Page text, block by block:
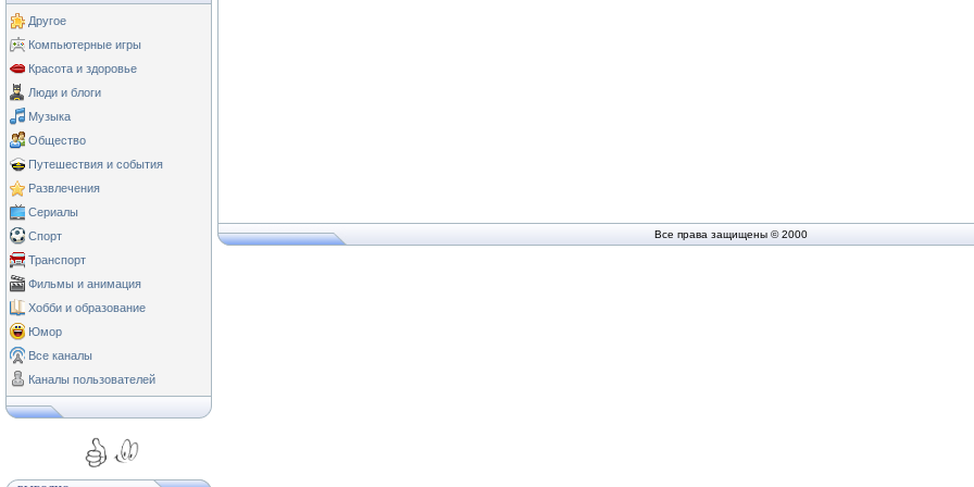
Другое
Компьютерные игры
Красота и здоровье
Люди и блоги
Музыка
Общество
Путешествия и события
Развлечения
Сериалы
Спорт
Транспорт
Фильмы и анимация
Хобби и образование
Юмор
Все каналы
Каналы пользователей
Все права защищены © 2000